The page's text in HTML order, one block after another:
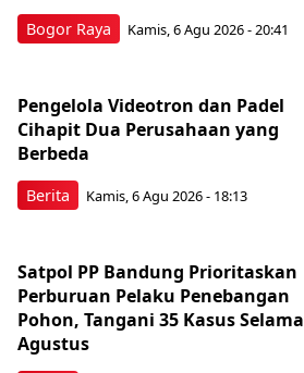
Bogor Raya Kamis, 6 Agu 2026 - 20:41
Berita
Pengelola Videotron dan Padel
Cihapit Dua Perusahaan yang
Berbeda
Kamis, 6 Agu 2026 - 18:13
Satpol PP Bandung Prioritaskan
Perburuan Pelaku Penebangan
Pohon, Tangani 35 Kasus Selama
Agustus